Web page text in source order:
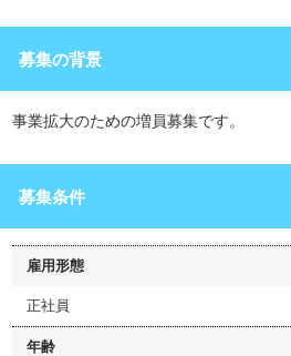
募集の背景
事業拡大のための増員募集です。
募集条件
雇用形態
正社員
年齢